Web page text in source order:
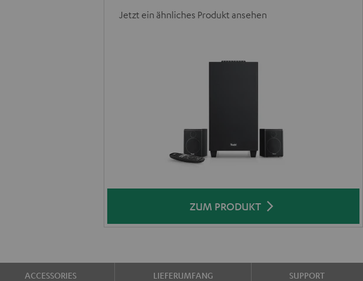
Jetzt ein ähnliches Produkt ansehen
ZUM PRODUKT
ACCESSORIES LIEFERUMFANG SUPPORT